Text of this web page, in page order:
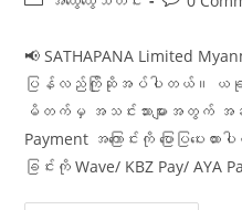
📢 SATHAPANA Limited
ပြန်လည်ကြိုဆိုအပ်ပါတယ်။ ယခုတ
မိတက်မှ အသင်းသားများအတွက် အ
Payment အကြောင်းကို ပြောပြပေးထ
ခြင်းကို Wave/ KBZ Pay/ AYA